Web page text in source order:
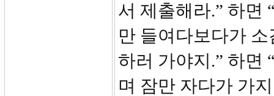
서 제출해라.” 하면
만 들여다보다가
하러 가야지.” 하면
며 잠만 자다가 가